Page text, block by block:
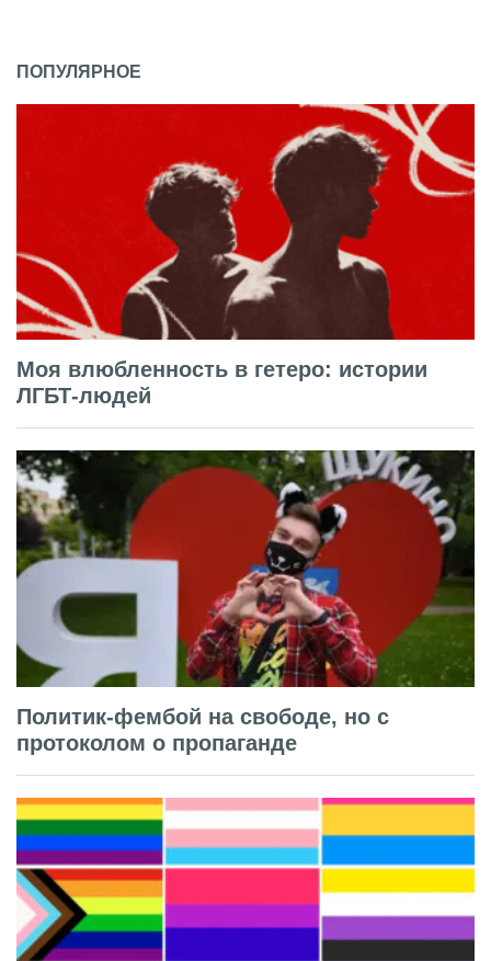
ПОПУЛЯРНОЕ
Моя влюбленность в гетеро: истории
ЛГБТ-людей
Политик-фембой на свободе, но с
протоколом о пропаганде